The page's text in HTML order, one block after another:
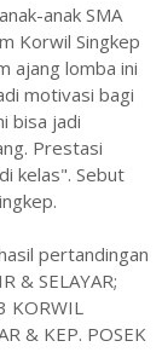
anak SMA
Korwil Singkep
ajang lomba ini
motivasi bagi
bisa jadi
Prestasi
kelas". Sebut
pertandingan
& SELAYAR;
KORWIL
& KEP. POSEK